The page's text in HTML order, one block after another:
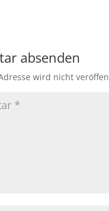
absenden
wird nicht